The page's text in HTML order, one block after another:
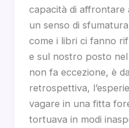
capacità di affrontare
un senso di
come i libri ci fanno
e sul nostro posto
non fa eccezione, è
retrospettiva,
vagare in una fitta
tortuava in modi